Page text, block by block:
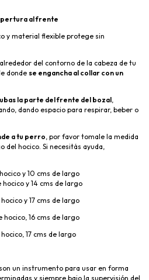
al frente
y material flexible protege sin
del contorno de la cabeza de tu
donde se engancha al collar con un
la parte del frente del bozal
dando espacio para respirar, beber o
a tu perro , por favor tomale la medida
del hocico. Si necesitás ayuda,
y 10 cms de largo
y 14 cms de largo
y 17 cms de largo
16 cms de largo
17 cms de largo
son un instrumento para usar en forma
y siempre bajo la supervisión del